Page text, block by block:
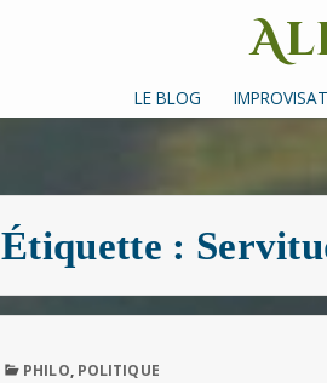
Un site
LE BLOG
Étiquette :
PUBLISHED
PHILO, POLITIQUE